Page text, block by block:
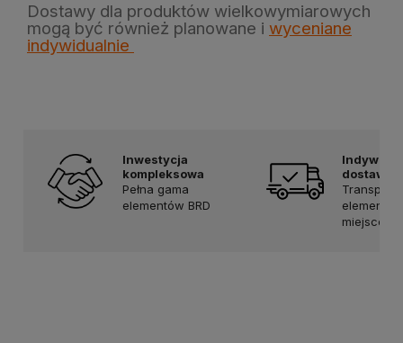
Dostawy dla produktów wielkowymiarowych
mogą być również planowane i wyceniane
indywidualnie
Inwestycja
kompleksowa
Pełna gama
elementów BRD
dostawa
Transport
miejsce